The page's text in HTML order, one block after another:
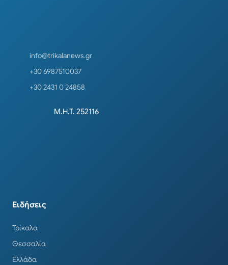
info@trikalanews.gr
+30 6987510037
+30 2431 0 24858
Μ.Η.Τ. 252116
Ειδήσεις
Τρίκαλα
Θεσσαλία
Ελλάδα